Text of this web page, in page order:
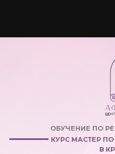
КУРС МАСТЕР
В
ОБУЧЕНИЕ ПО